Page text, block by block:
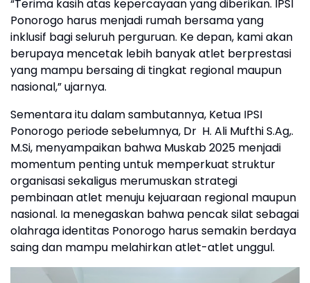
“Terima kasih atas kepercayaan yang diberikan. IPSI
Ponorogo harus menjadi rumah bersama yang
inklusif bagi seluruh perguruan. Ke depan, kami akan
berupaya mencetak lebih banyak atlet berprestasi
yang mampu bersaing di tingkat regional maupun
nasional,” ujarnya.
Sementara itu dalam sambutannya, Ketua IPSI
Ponorogo periode sebelumnya, Dr H. Ali Mufthi S.Ag,.
M.Si, menyampaikan bahwa Muskab 2025 menjadi
momentum penting untuk memperkuat struktur
organisasi sekaligus merumuskan strategi
pembinaan atlet menuju kejuaraan regional maupun
nasional. Ia menegaskan bahwa pencak silat sebagai
olahraga identitas Ponorogo harus semakin berdaya
saing dan mampu melahirkan atlet-atlet unggul.